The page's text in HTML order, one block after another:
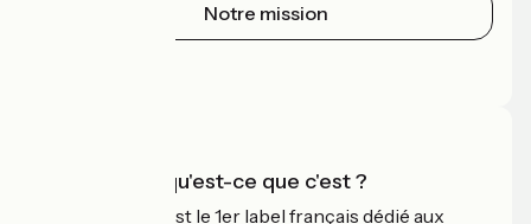
Notre mission
Accueil Vélo qu'est-ce que c'est ?
Accueil Vélo c'est le 1er label français dédié aux